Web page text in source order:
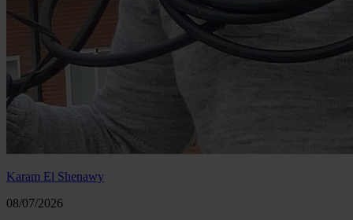
Karam El Shenawy
08/07/2026